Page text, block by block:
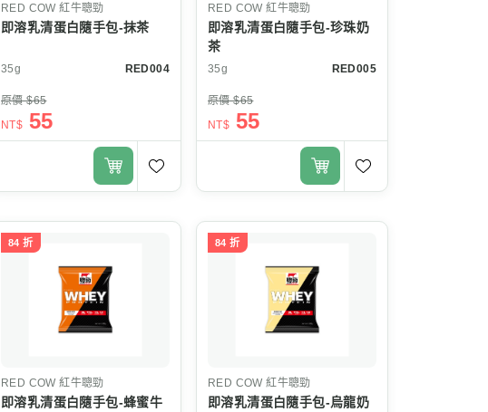
RED COW 紅牛聰勁
即溶乳清蛋白隨手包-抹茶
35g RED004
原價 $65
NT$ 55
RED COW 紅牛聰勁
即溶乳清蛋白隨手包-珍珠奶
茶
35g RED005
原價 $65
NT$ 55
84 折
RED COW 紅牛聰勁
即溶乳清蛋白隨手包-蜂蜜牛
84 折
RED COW 紅牛聰勁
即溶乳清蛋白隨手包-烏龍奶